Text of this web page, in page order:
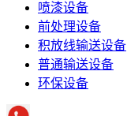
喷漆设备
前处理设备
积放线输送设备
普通输送设备
环保设备